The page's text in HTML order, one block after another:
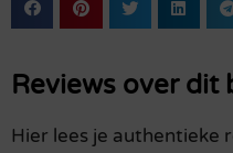
Reviews over dit
Hier lees je authentieke